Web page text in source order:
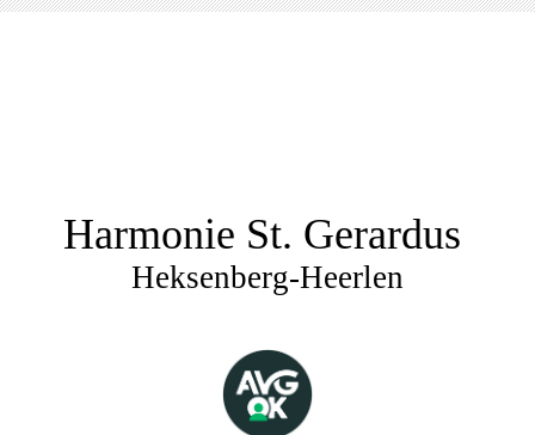
Harmonie St. Gerardus
Heksenberg-Heerlen